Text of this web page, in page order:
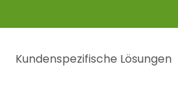
Kundenspezifische Lösungen